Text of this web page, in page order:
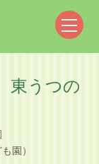
東うつの
園）